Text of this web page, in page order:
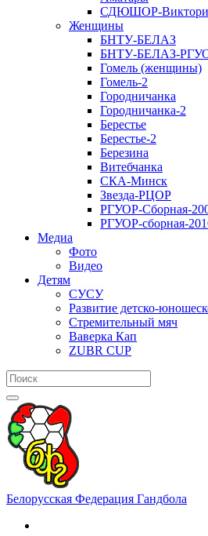
СДЮШОР-
Женщины
БНТУ-БЕЛАЗ
БНТУ-БЕЛАЗ-
Гомель (женщины)
Гомель-2
Городничанка
Городничанка-2
Берестье
Берестье-2
Березина
Витебчанка
СКА-Минск
Звезда-РЦОР
РГУОР-Сборная-
РГУОР-сборная-
Медиа
Фото
Видео
Детям
СУСУ
Развитие детско-
Стремительный мяч
Ваверка Кап
ZUBR CUP
Белорусская Федерация Гандбола